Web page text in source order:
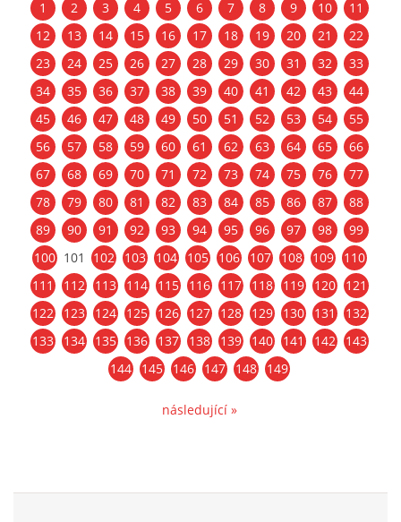
1 2 3 4 5 6 7 8 9 10
11
12
13 14 15 16 17 18 19 20 21
22
23
24 25 26 27 28 29 30 31 32
33
34
35 36 37 38 39 40 41 42 43
44
45
46 47 48 49 50 51 52 53 54
55
56
57 58 59 60 61 62 63 64 65
66
67
68 69 70 71 72 73 74 75 76
77
78
79 80 81 82 83 84 85 86 87
88
89
90 91 92 93 94 95 96 97 98
99
100 101 102 103 104 105 106 107 108 109 110
111 112 113 114 115 116 117 118 119 120 121
122 123 124 125 126 127 128 129 130 131 132
133 134 135 136 137 138 139 140 141 142 143
144 145 146 147 148 149
následující »